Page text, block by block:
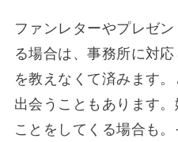
ファンレターやプレゼ
る場合は、事務所に対
を教えなくて済みます
出会うこともあります
ことをしてくる場合も